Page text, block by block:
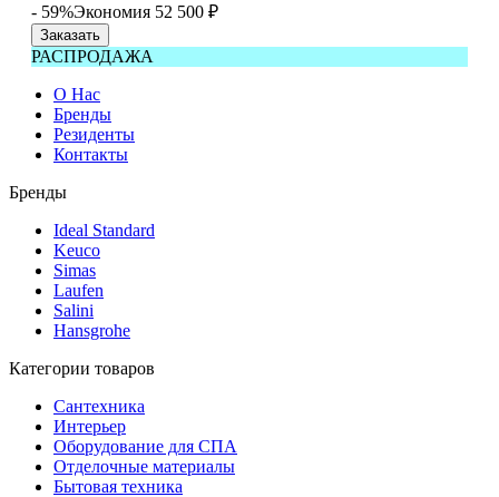
- 59%Экономия 52 500 ₽
Заказать
РАСПРОДАЖА
О Нас
Бренды
Резиденты
Контакты
Бренды
Ideal Standard
Keuco
Simas
Laufen
Salini
Hansgrohe
Категории товаров
Сантехника
Интерьер
Оборудование для СПА
Отделочные материалы
Бытовая техника